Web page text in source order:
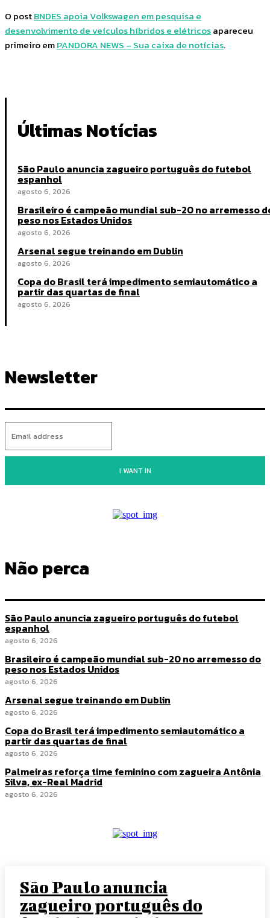
O postBNDES apoia Volkswagen em pesquisa e
desenvolvimento de veículos híbridos e elétricosapareceu
primeiro emPANDORA NEWS – Sua caixa de notícias.
Últimas Notícias
São Paulo anuncia zagueiro português do futebol
espanhol
agosto 6, 2026
Brasileiro é campeão mundial sub-20 no arremesso
peso nos Estados Unidos
agosto 6, 2026
Arsenal segue treinando em Dublin
agosto 6, 2026
Copa do Brasil terá impedimento semiautomático a
partir das quartas de final
agosto 6, 2026
Newsletter
I WANT IN
Não perca
São Paulo anuncia zagueiro português do futebol
espanhol
agosto 6, 2026
Brasileiro é campeão mundial sub-20 no arremesso do
peso nos Estados Unidos
agosto 6, 2026
Arsenal segue treinando em Dublin
agosto 6, 2026
Copa do Brasil terá impedimento semiautomático a
partir das quartas de final
agosto 6, 2026
Palmeiras reforça time feminino com zagueira Antônia
Silva, ex-Real Madrid
agosto 6, 2026
São Paulo anuncia
zagueiro português do